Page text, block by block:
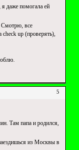
даже помогала ей
Смотрю, все
up (проверять),
5
Там папа и родился,
из Москвы в